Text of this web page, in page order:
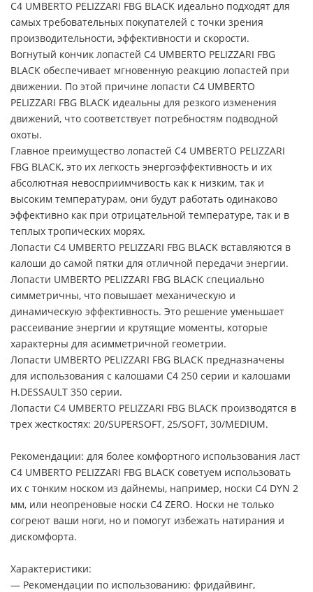
C4 UMBERTO PELIZZARI FBG BLACK идеально подходят для
самых требовательных покупателей с точки зрения
производительности, эффективности и скорости.
Вогнутый кончик лопастей C4 UMBERTO PELIZZARI FBG
BLACK обеспечивает мгновенную реакцию лопастей при
движении. По этой причине лопасти C4 UMBERTO
PELIZZARI FBG BLACK идеальны для резкого изменения
движений, что соответствует потребностям подводной
охоты.
Главное преимущество лопастей C4 UMBERTO PELIZZARI
FBG BLACK, это их легкость энергоэффективность и их
абсолютная невосприимчивость как к низким, так и
высоким температурам, они будут работать одинаково
эффективно как при отрицательной температуре, так и в
теплых тропических морях.
Лопасти C4 UMBERTO PELIZZARI FBG BLACK вставляются в
калоши до самой пятки для отличной передачи энергии.
Лопасти UMBERTO PELIZZARI FBG BLACK специально
симметричны, что повышает механическую и
динамическую эффективность. Это решение уменьшает
рассеивание энергии и крутящие моменты, которые
характерны для асимметричной геометрии.
Лопасти UMBERTO PELIZZARI FBG BLACK предназначены
для использования с калошами С4 250 серии и калошами
H.DESSAULT 350 серии.
Лопасти C4 UMBERTO PELIZZARI FBG BLACK производятся в
трех жесткостях: 20/SUPERSOFT, 25/SOFT, 30/MEDIUM.
Рекомендации: для более комфортного использования ласт
C4 UMBERTO PELIZZARI FBG BLACK советуем использовать
их с тонким носком из дайнемы, например, носки C4 DYN 2
мм, или неопреновые носки C4 ZERO. Носки не только
согреют ваши ноги, но и помогут избежать натирания и
дискомфорта.
Характеристики:
— Рекомендации по использованию: фридайвинг,